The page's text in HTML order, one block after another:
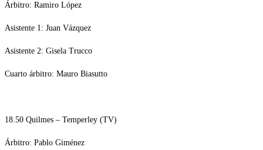
Árbitro: Ramiro López
Asistente 1: Juan Vázquez
Asistente 2: Gisela Trucco
Cuarto árbitro: Mauro Biasutto
18.50 Quilmes – Temperley (TV)
Árbitro: Pablo Giménez